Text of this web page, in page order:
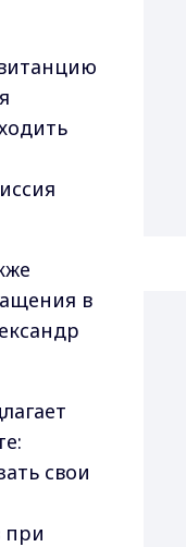
в
свои
при